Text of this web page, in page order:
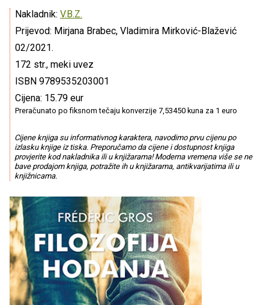
Nakladnik: V.B.Z.
Prijevod: Mirjana Brabec, Vladimira Mirković-Blažević
02/2021.
172 str., meki uvez
ISBN 9789535203001
Cijena: 15.79 eur
Preračunato po fiksnom tečaju konverzije 7,53450 kuna za 1 euro
Cijene knjiga su informativnog karaktera, navodimo prvu cijenu po
izlasku knjige iz tiska. Preporučamo da cijene i dostupnost knjiga
provjerite kod nakladnika ili u knjižarama! Moderna vremena više se ne
bave prodajom knjiga, potražite ih u knjižarama, antikvarijatima ili u
knjižnicama.